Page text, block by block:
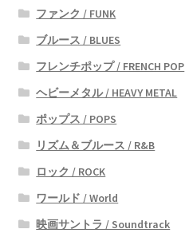
ファンク / FUNK
ブルース / BLUES
フレンチポップ / FRENCH POP
ヘビーメタル / HEAVY METAL
ポップス / POPS
リズム＆ブルース / R&B
ロック / ROCK
ワールド / World
映画サントラ / Soundtrack